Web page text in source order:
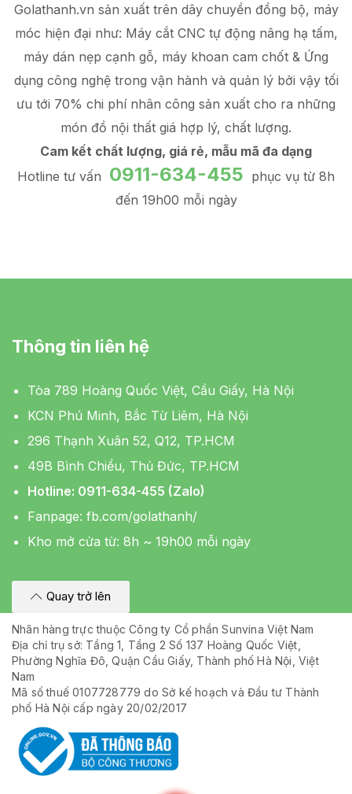
Golathanh.vn sản xuất trên dây chuyền đồng bộ, máy
móc hiện đại như: Máy cắt CNC tự động nâng hạ tấm,
máy dán nẹp cạnh gỗ, máy khoan cam chốt & Ứng
dụng công nghệ trong vận hành và quản lý bởi vậy tối
ưu tới 70% chi phí nhân công sản xuất cho ra những
món đồ nội thất giá hợp lý, chất lượng.
Cam kết chất lượng, giá rẻ, mẫu mã đa dạng
Hotline tư vấn 0911-634-455 phục vụ từ 8h
đến 19h00 mỗi ngày
Thông tin liên hệ
Tòa 789 Hoàng Quốc Việt, Cầu Giấy, Hà Nội
KCN Phú Minh, Bắc Từ Liêm, Hà Nội
296 Thạnh Xuân 52, Q12, TP.HCM
49B Bình Chiểu, Thủ Đức, TP.HCM
Hotline: 0911-634-455 (Zalo)
Fanpage: fb.com/golathanh/
Kho mở cửa từ: 8h ~ 19h00 mỗi ngày
Quay trở lên
Nhãn hàng trực thuộc Công ty Cổ phần Sunvina Việt Nam
Địa chỉ trụ sở: Tầng 1, Tầng 2 Số 137 Hoàng Quốc Việt,
Phường Nghĩa Đô, Quận Cầu Giấy, Thành phố Hà Nội, Việt
Nam
Mã số thuế 0107728779 do Sở kế hoạch và Đầu tư Thành
phố Hà Nội cấp ngày 20/02/2017